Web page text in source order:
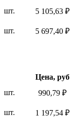
шт.
5 105,63 ₽
шт. 5 697,40 ₽
Цена, руб
шт.
990,79 ₽
шт.
1 197,54 ₽